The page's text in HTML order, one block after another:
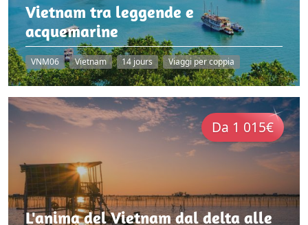
Vietnam tra leggende e
acquemarine
VNM06 Vietnam 14 jours Viaggi per coppia
Da 1 015€
L'anima del Vietnam dal delta alle